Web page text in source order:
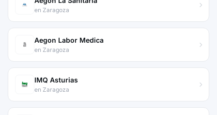
en Zaragoza
Aegon Labor Medica
en Zaragoza
IMQ Asturias
en Zaragoza